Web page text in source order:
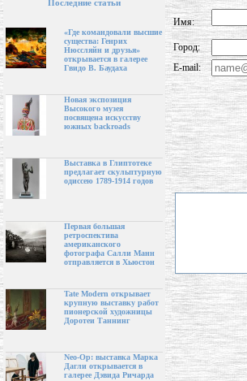
Последние статьи
«Где командовали высшие
существа: Генрих
Нюссляйн и друзья»
открывается в галерее
Гвидо В. Баудаха
Новая экспозиция
Высокого музея
посвящена искусству
южных backroads
Выставка в Глиптотеке
предлагает скульптурную
одиссею 1789-1914 годов
Первая большая
ретроспектива
американского
фотографа Салли Манн
отправляется в Хьюстон
Tate Modern открывает
крупную выставку работ
пионерской художницы
Доротеи Таннинг
Neo-Op: выставка Марка
Дагли открывается в
галерее Дэвида Ричарда
Имя:
Город:
E-mail: